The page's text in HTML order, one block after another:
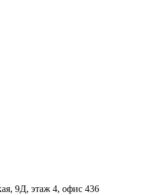
9Д, этаж 4, офис 436